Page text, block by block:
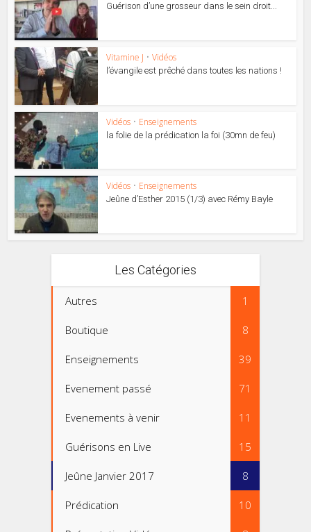
Guérison d’une grosseur dans le sein droit...
Vitamine J • Vidéos
l’évangile est prêché dans toutes les nations !
Vidéos • Enseignements
la folie de la prédication la foi (30mn de feu)
Vidéos • Enseignements
Jeûne d’Esther 2015 (1/3) avec Rémy Bayle
Les Catégories
Autres 1
Boutique 8
Enseignements 39
Evenement passé 71
Evenements à venir 11
Guérisons en Live 15
Jeûne Janvier 2017 8
Prédication 10